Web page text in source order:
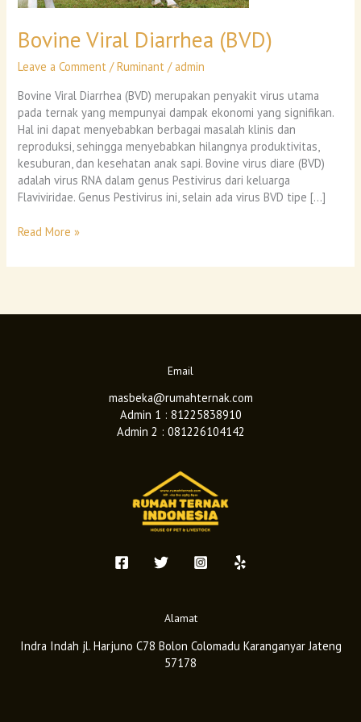
Bovine Viral Diarrhea (BVD)
Leave a Comment /Ruminant /admin
Bovine Viral Diarrhea (BVD) merupakan penyakit virus utama
pada ternak yang mempunyai dampak ekonomi yang signifikan.
Hal ini dapat menyebabkan berbagai masalah klinis dan
reproduksi, sehingga menyebabkan hilangnya produktivitas,
kesuburan, dan kesehatan anak sapi. Bovine virus diare (BVD)
adalah virus RNA dalam genus Pestivirus dari keluarga
Flaviviridae. Genus Pestivirus ini, selain ada virus BVD tipe […]
Read More »
Email
masbeka@rumahternak.com
Admin 1 : 81225838910
Admin 2 : 081226104142
Alamat
Indra Indah jl. Harjuno C78 Bolon Colomadu Karanganyar Jateng
57178